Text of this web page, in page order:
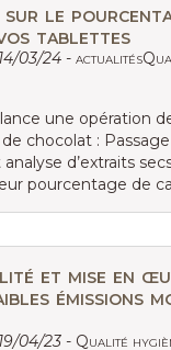
le
tablettes
03/24 -
lance une opération
chocolat :
d’extraits
pourcentage de
et mise en
émissions
04/23 - Qualité